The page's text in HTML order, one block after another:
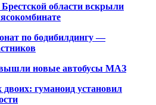
области вскрыли
по бодибилдингу —
новые автобусы МАЗ
двоих: гуманоид установил